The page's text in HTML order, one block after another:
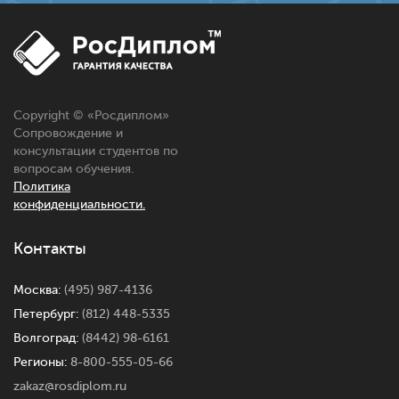
Copyright © « Росдиплом»
Сопровождение и
консультации студентов по
вопросам обучения.
Политика
конфиденциальности.
Контакты
Москва: (495) 987-4136
Петербург: (812) 448-5335
Волгоград: (8442) 98-6161
Регионы: 8-800-555-05-66
zakaz@rosdiplom.ru